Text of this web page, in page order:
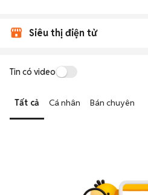
Siêu thị điện tử
Tin có video
Tất cả Cá nhân Bán chuyên